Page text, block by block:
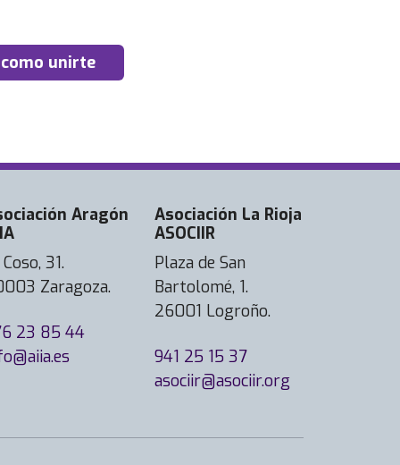
unirte
Aragón
31.
Zaragoza.
23 85 44
Asociación La Rioja
ASOCIIR
Plaza de San
Bartolomé, 1.
26001 Logroño.
941 25 15 37
asociir@asociir.org